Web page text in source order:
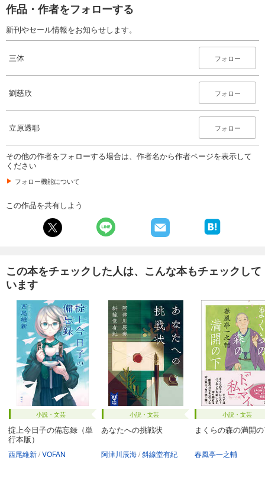
作品・作者をフォローする
新刊やセール情報をお知らせします。
三体 フォロー
劉慈欣 フォロー
立原透耶 フォロー
その他の作者をフォローする場合は、作者名から作者ページを表示して
ください
フォロー機能について
この作品を共有しよう
この本をチェックした人は、こんな本もチェックして
います
小説・文芸
掟上今日子の備忘録（単
行本版）
西尾維新 VOFAN
小説・文芸
あなたへの挑戦状
阿津川辰海 斜線堂有紀
小説・文芸
まくらの森の満開
春風亭一之輔